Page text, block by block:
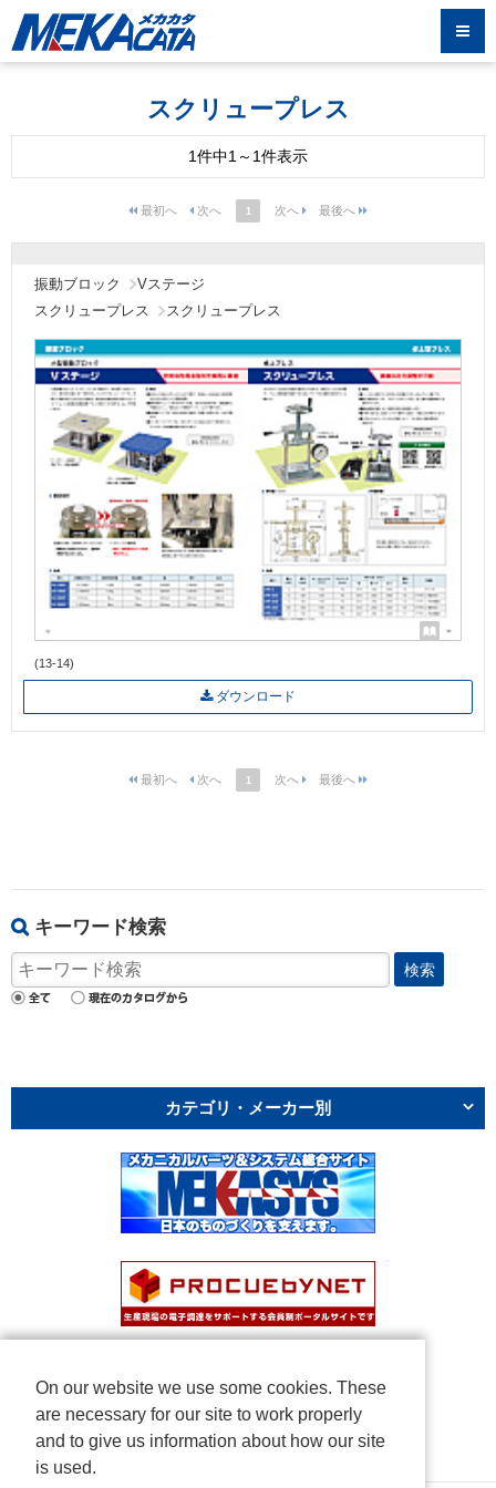
スクリュープレス
1件中1～1件表示
1
振動ブロック
Vステージ
スクリュープレス
スクリュープレス
(13-14)
ダウンロード
1
キーワード検索
検索
カテゴリ・メーカー別
On our website we use some cookies. These
are necessary for our site to work properly
and to give us information about how our site
is used.